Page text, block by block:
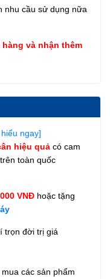
nhu cầu sử dụng nữa
hàng và nhận thêm
ngay]
hiệu quả có cam
toàn quốc
VNĐ hoặc tặng
trọn đời trị giá
mua các sản phẩm